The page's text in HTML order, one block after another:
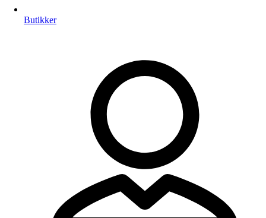
Butikker